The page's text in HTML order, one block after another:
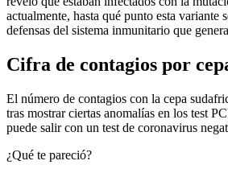
actualmente, hasta qué punto esta
defensas del sistema inmunitario que
Cifra de contagios por
El número de contagios con la cepa
tras mostrar ciertas anomalías en los test
puede salir con un test de coronavirus
¿Qué te pareció?